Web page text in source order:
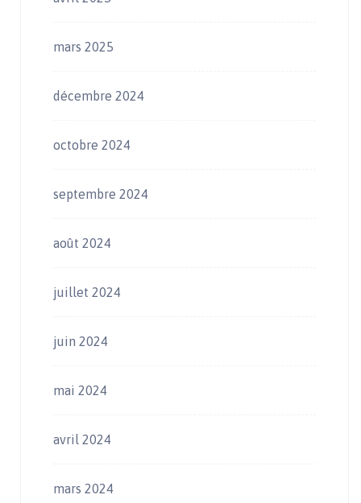
mars 2025
décembre 2024
octobre 2024
septembre 2024
août 2024
juillet 2024
juin 2024
mai 2024
avril 2024
mars 2024